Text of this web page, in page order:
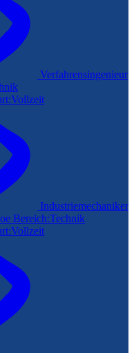
Verfahrensingenieur
Vollzeit
Industriemechaniker
Bereich:Technik
Vollzeit